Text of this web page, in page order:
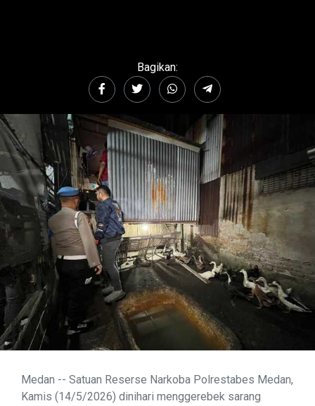
Bagikan:
Medan -- Satuan Reserse Narkoba Polrestabes Medan,
Kamis (14/5/2026) dinihari menggerebek sarang